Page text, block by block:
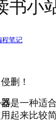
书小
程笔记
删！
是一种适
起来比较